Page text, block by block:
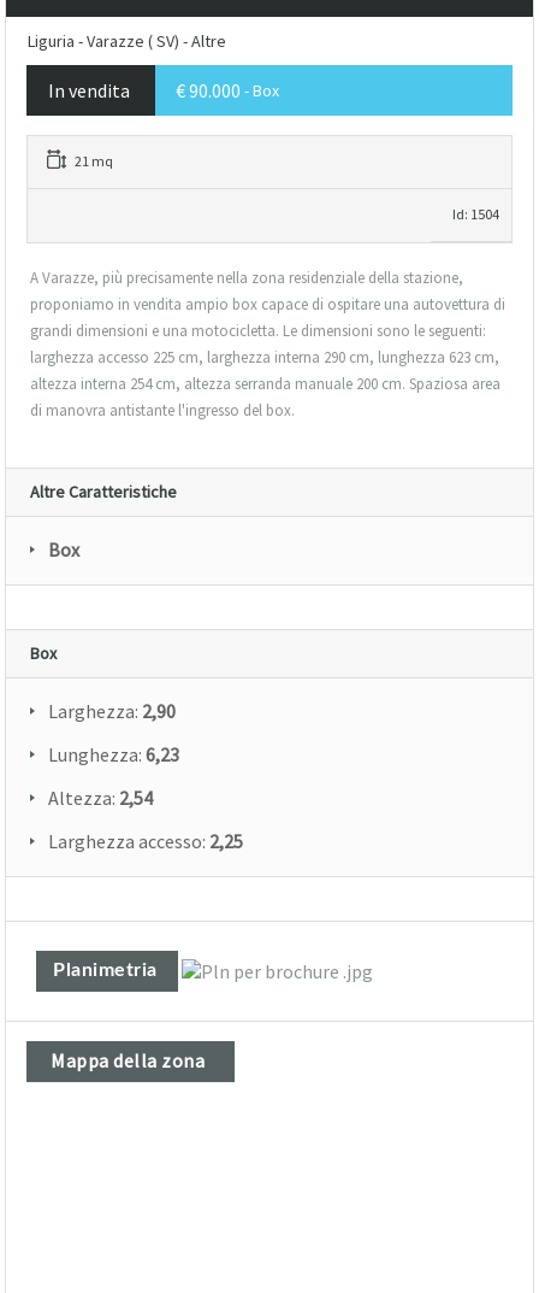
Liguria - Varazze ( SV) - Altre
In vendita € 90.000 - Box
21 mq
Id: 1504
A Varazze, più precisamente nella zona residenziale della stazione,
proponiamo in vendita ampio box capace di ospitare una autovettura di
grandi dimensioni e una motocicletta. Le dimensioni sono le seguenti:
larghezza accesso 225 cm, larghezza interna 290 cm, lunghezza 623 cm,
altezza interna 254 cm, altezza serranda manuale 200 cm. Spaziosa area
di manovra antistante l'ingresso del box.
Altre Caratteristiche
Box
Box
Larghezza: 2,90
Lunghezza: 6,23
Altezza: 2,54
Larghezza accesso: 2,25
Planimetria
Mappa della zona